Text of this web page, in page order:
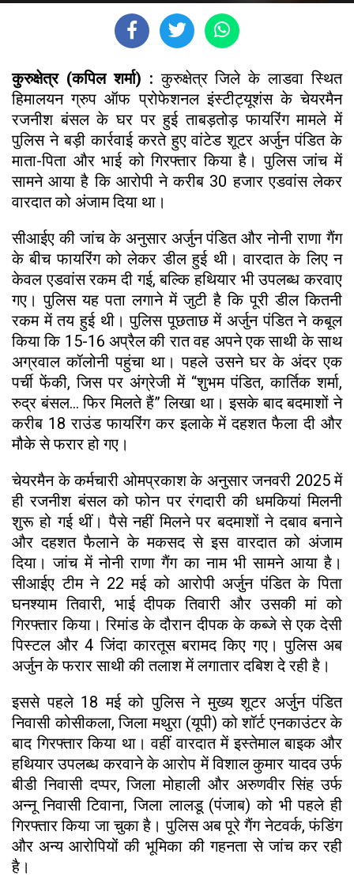
कुरुक्षेत्र (कपिल शर्मा) :कुरुक्षेत्र जिले के लाडवा स्थित
हिमालयन ग्रुप ऑफ प्रोफेशनल इंस्टीट्यूशंस के चेयरमैन
रजनीश बंसल के घर पर हुई ताबड़तोड़ फायरिंग मामले में
पुलिस ने बड़ी कार्रवाई करते हुए वांटेड शूटर अर्जुन पंडित के
माता-पिता और भाई को गिरफ्तार किया है। पुलिस जांच में
सामने आया है कि आरोपी ने करीब ₹30 हजार एडवांस लेकर
वारदात को अंजाम दिया था।
सीआईए की जांच के अनुसार अर्जुन पंडित और नोनी राणा गैंग
के बीच फायरिंग को लेकर डील हुई थी। वारदात के लिए न
केवल एडवांस रकम दी गई, बल्कि हथियार भी उपलब्ध करवाए
गए। पुलिस यह पता लगाने में जुटी है कि पूरी डील कितनी
रकम में तय हुई थी। पुलिस पूछताछ में अर्जुन पंडित ने कबूल
किया कि 15-16 अप्रैल की रात वह अपने एक साथी के साथ
अग्रवाल कॉलोनी पहुंचा था। पहले उसने घर के अंदर एक
पर्ची फेंकी, जिस पर अंग्रेजी में “शुभम पंडित, कार्तिक शर्मा,
रुद्र बंसल... फिर मिलते हैं” लिखा था। इसके बाद बदमाशों ने
करीब 18 राउंड फायरिंग कर इलाके में दहशत फैला दी और
मौके से फरार हो गए।
चेयरमैन के कर्मचारी ओमप्रकाश के अनुसार जनवरी 2025 में
ही रजनीश बंसल को फोन पर रंगदारी की धमकियां मिलनी
शुरू हो गई थीं। पैसे नहीं मिलने पर बदमाशों ने दबाव बनाने
और दहशत फैलाने के मकसद से इस वारदात को अंजाम
दिया। जांच में नोनी राणा गैंग का नाम भी सामने आया है।
सीआईए टीम ने 22 मई को आरोपी अर्जुन पंडित के पिता
घनश्याम तिवारी, भाई दीपक तिवारी और उसकी मां को
गिरफ्तार किया। रिमांड के दौरान दीपक के कब्जे से एक देसी
पिस्टल और 4 जिंदा कारतूस बरामद किए गए। पुलिस अब
अर्जुन के फरार साथी की तलाश में लगातार दबिश दे रही है।
इससे पहले 18 मई को पुलिस ने मुख्य शूटर अर्जुन पंडित
निवासी कोसीकला, जिला मथुरा (यूपी) को शॉर्ट एनकाउंटर के
बाद गिरफ्तार किया था। वहीं वारदात में इस्तेमाल बाइक और
हथियार उपलब्ध करवाने के आरोप में विशाल कुमार यादव उर्फ
बीडी निवासी दप्पर, जिला मोहाली और अरुणवीर सिंह उर्फ
अन्नू निवासी टिवाना, जिला लालडू (पंजाब) को भी पहले ही
गिरफ्तार किया जा चुका है। पुलिस अब पूरे गैंग नेटवर्क, फंडिंग
और अन्य आरोपियों की भूमिका की गहनता से जांच कर रही
है।